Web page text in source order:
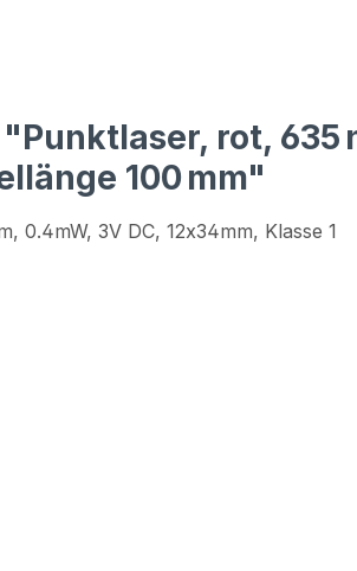
rot, 635
100 mm"
0.4mW, 3V DC, 12x34mm, Klasse 1